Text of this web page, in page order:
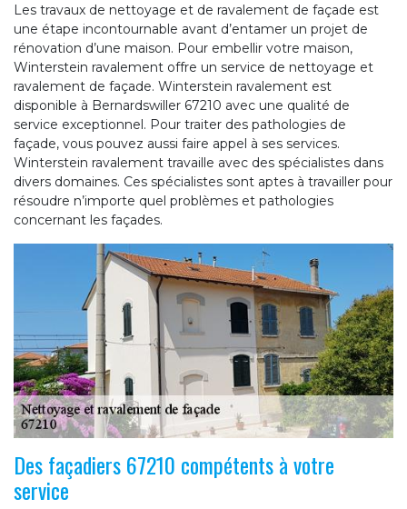
Les travaux de nettoyage et de ravalement de façade est
une étape incontournable avant d’entamer un projet de
rénovation d’une maison. Pour embellir votre maison,
Winterstein ravalement offre un service de nettoyage et
ravalement de façade. Winterstein ravalement est
disponible à Bernardswiller 67210 avec une qualité de
service exceptionnel. Pour traiter des pathologies de
façade, vous pouvez aussi faire appel à ses services.
Winterstein ravalement travaille avec des spécialistes dans
divers domaines. Ces spécialistes sont aptes à travailler pour
résoudre n’importe quel problèmes et pathologies
concernant les façades.
Des façadiers 67210 compétents à votre
service